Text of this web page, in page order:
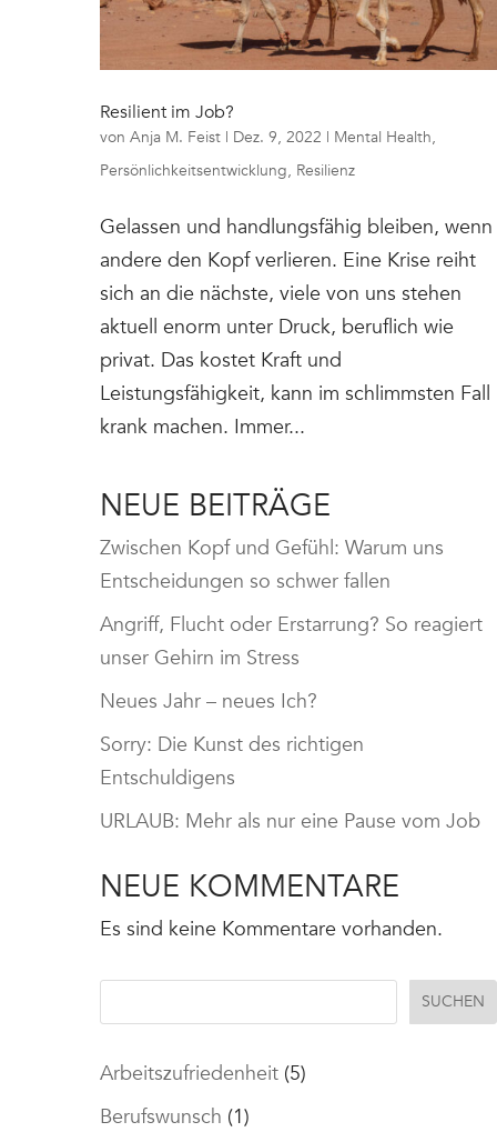
Resilient im Job?
von Anja M. Feist| Dez. 9, 2022 | Mental Health,
Persönlichkeitsentwicklung, Resilienz
Gelassen und handlungsfähig bleiben, wenn
andere den Kopf verlieren. Eine Krise reiht
sich an die nächste, viele von uns stehen
aktuell enorm unter Druck, beruflich wie
privat. Das kostet Kraft und
Leistungsfähigkeit, kann im schlimmsten Fall
krank machen. Immer...
NEUE BEITRÄGE
Zwischen Kopf und Gefühl: Warum uns
Entscheidungen so schwer fallen
Angriff, Flucht oder Erstarrung? So reagiert
unser Gehirn im Stress
Neues Jahr – neues Ich?
Sorry: Die Kunst des richtigen
Entschuldigens
URLAUB: Mehr als nur eine Pause vom Job
NEUE KOMMENTARE
Es sind keine Kommentare vorhanden.
SUCHEN
Arbeitszufriedenheit(5)
Berufswunsch (1)